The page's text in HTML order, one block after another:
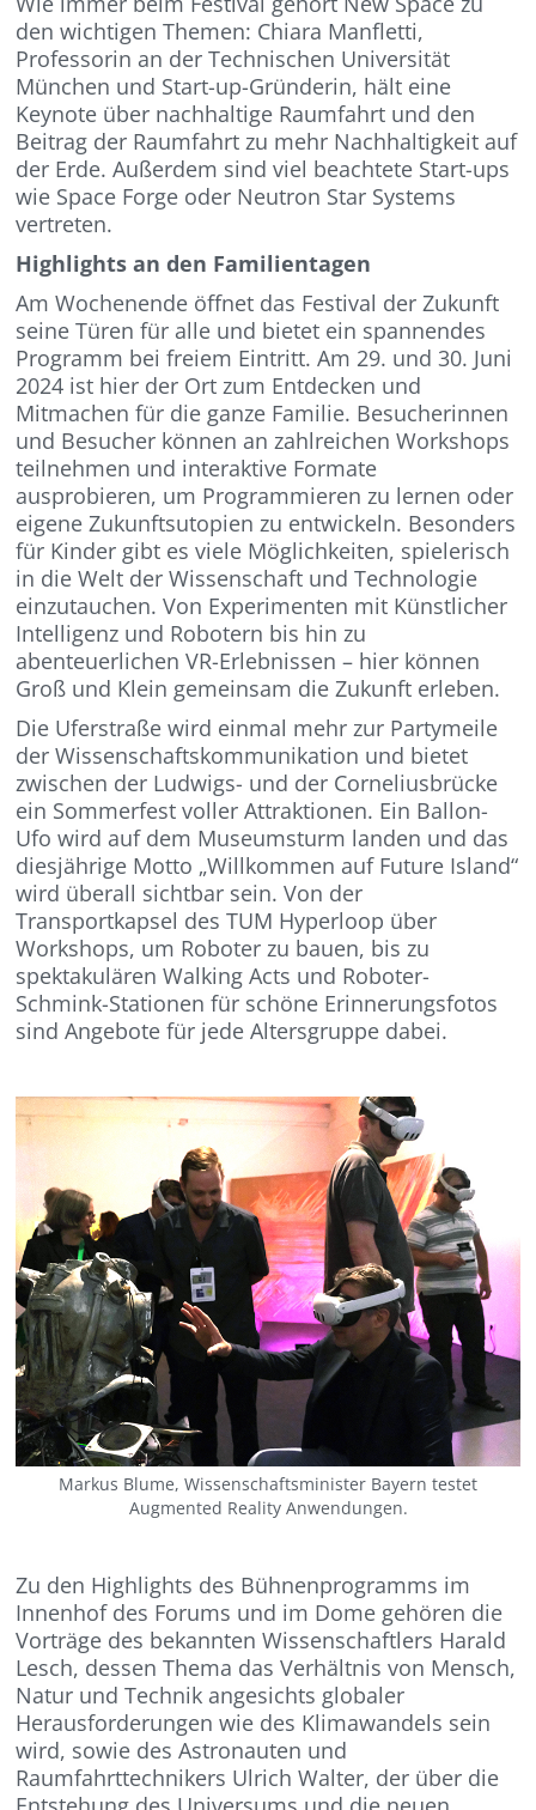
den wichtigen Themen: Chiara Manfletti,
Professorin an der Technischen Universität
München und Start-up-Gründerin, hält eine
Keynote über nachhaltige Raumfahrt und den
Beitrag der Raumfahrt zu mehr Nachhaltigkeit auf
der Erde. Außerdem sind viel beachtete Start-ups
wie Space Forge oder Neutron Star Systems
vertreten.
Highlights an den Familientagen
Am Wochenende öffnet das Festival der Zukunft
seine Türen für alle und bietet ein spannendes
Programm bei freiem Eintritt. Am 29. und 30. Juni
2024 ist hier der Ort zum Entdecken und
Mitmachen für die ganze Familie. Besucherinnen
und Besucher können an zahlreichen Workshops
teilnehmen und interaktive Formate
ausprobieren, um Programmieren zu lernen oder
eigene Zukunftsutopien zu entwickeln. Besonders
für Kinder gibt es viele Möglichkeiten, spielerisch
in die Welt der Wissenschaft und Technologie
einzutauchen. Von Experimenten mit Künstlicher
Intelligenz und Robotern bis hin zu
abenteuerlichen VR-Erlebnissen – hier können
Groß und Klein gemeinsam die Zukunft erleben.
Die Uferstraße wird einmal mehr zur Partymeile
der Wissenschaftskommunikation und bietet
zwischen der Ludwigs- und der Corneliusbrücke
ein Sommerfest voller Attraktionen. Ein Ballon-
Ufo wird auf dem Museumsturm landen und das
diesjährige Motto „Willkommen auf Future Island“
wird überall sichtbar sein. Von der
Transportkapsel des TUM Hyperloop über
Workshops, um Roboter zu bauen, bis zu
spektakulären Walking Acts und Roboter-
Schmink-Stationen für schöne Erinnerungsfotos
sind Angebote für jede Altersgruppe dabei.
Markus Blume, Wissenschaftsminister Bayern testet
Augmented Reality Anwendungen.
Zu den Highlights des Bühnenprogramms im
Innenhof des Forums und im Dome gehören die
Vorträge des bekannten Wissenschaftlers Harald
Lesch, dessen Thema das Verhältnis von Mensch,
Natur und Technik angesichts globaler
Herausforderungen wie des Klimawandels sein
wird, sowie des Astronauten und
Raumfahrttechnikers Ulrich Walter, der über die